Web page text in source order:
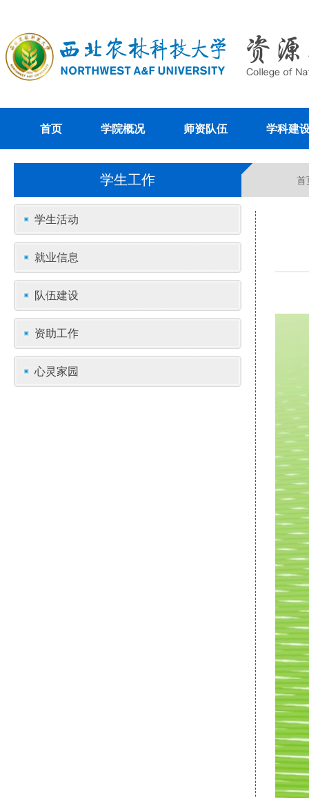
首页 学院概况 师资队伍 学科建
学生工作 首
学生活动
就业信息
队伍建设
资助工作
心灵家园